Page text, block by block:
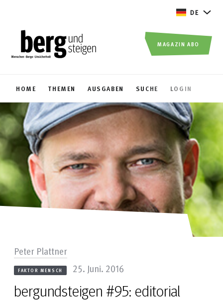
DE
HOME THEMEN AUSGABEN SUCHE LOGIN
MAGAZIN ABO
bergundsteigen #95: editorial
FAKTOR MENSCH 25. Juni. 2016
Peter Plattner